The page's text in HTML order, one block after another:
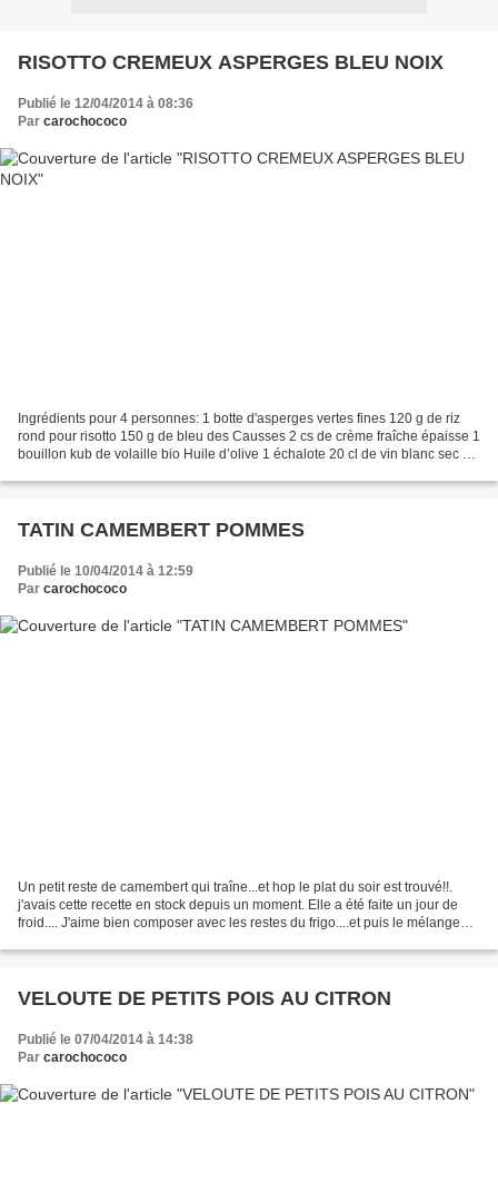
RISOTTO CREMEUX ASPERGES BLEU NOIX
Publié le 12/04/2014 à 08:36
Par carochococo
Ingrédients pour 4 personnes: 1 botte d'asperges vertes fines 120 g de riz
rond pour risotto 150 g de bleu des Causses 2 cs de crème fraîche épaisse 1
bouillon kub de volaille bio Huile d’olive 1 échalote 20 cl de vin blanc sec sel
TATIN CAMEMBERT POMMES
Publié le 10/04/2014 à 12:59
Par carochococo
Un petit reste de camembert qui traîne...et hop le plat du soir est trouvé!!.
j'avais cette recette en stock depuis un moment. Elle a été faite un jour de
froid.... J'aime bien composer avec les restes du frigo....et puis le mélange
VELOUTE DE PETITS POIS AU CITRON
Publié le 07/04/2014 à 14:38
Par carochococo